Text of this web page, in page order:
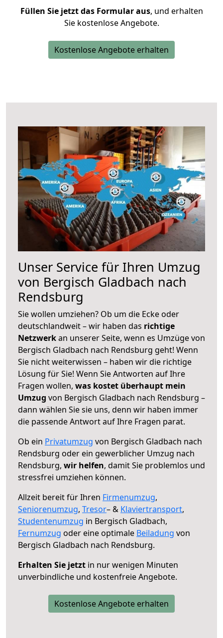
Füllen Sie jetzt das Formular aus, und erhalten
Sie kostenlose Angebote.
Kostenlose Angebote erhalten
Unser Service für Ihren Umzug
von Bergisch Gladbach nach
Rendsburg
Sie wollen umziehen? Ob um die Ecke oder
deutschlandweit – wir haben das richtige
Netzwerkan unserer Seite, wenn es Umzüge von
Bergisch Gladbach nach Rendsburg geht! Wenn
Sie nicht weiterwissen – haben wir die richtige
Lösung für Sie! Wenn Sie Antworten auf Ihre
Fragen wollen, was kostet überhaupt mein
Umzug von Bergisch Gladbach nach Rendsburg –
dann wählen Sie sie uns, denn wir haben immer
die passende Antwort auf Ihre Fragen parat.
Ob ein Privatumzug von Bergisch Gladbach nach
Rendsburg oder ein gewerblicher Umzug nach
Rendsburg, wir helfen, damit Sie problemlos und
stressfrei umziehen können.
Allzeit bereit für Ihren Firmenumzug,
Seniorenumzug, Tresor– & Klaviertransport,
Studentenumzug in Bergisch Gladbach,
Fernumzug oder eine optimale Beiladung von
Bergisch Gladbach nach Rendsburg.
Erhalten Sie jetzt in nur wenigen Minuten
unverbindliche und kostenfreie Angebote.
Kostenlose Angebote erhalten